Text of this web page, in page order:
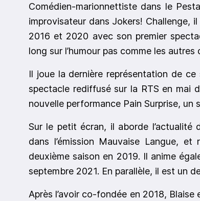
Comédien-marionnettiste dans le
improvisateur dans Jokers! Challenge,
2016 et 2020 avec son premier
long sur l’humour pas comme les
Il joue la dernière représentation de
spectacle rediffusé sur la RTS en mai
nouvelle performance Pain Surprise, un
Sur le petit écran, il aborde
dans l’émission Mauvaise Langue,
deuxième saison en 2019. Il anime
septembre 2021. En parallèle, il est un
Après l’avoir co-fondée en 2018,